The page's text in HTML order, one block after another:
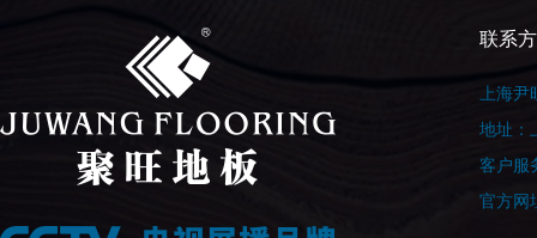
联系
上海
地址：
客户服
官方网